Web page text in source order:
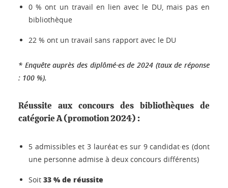
0 % ont un travail en lien avec le DU, mais pas en
bibliothèque
22 % ont un travail sans rapport avec le DU
* Enquête auprès des diplômé·es de 2024 (taux de réponse
: 100 %).
Réussite aux concours des bibliothèques de
catégorie A (promotion 2024) :
5 admissibles et 3 lauréat·es sur 9 candidat·es (dont
une personne admise à deux concours différents)
Soit 33 % de réussite